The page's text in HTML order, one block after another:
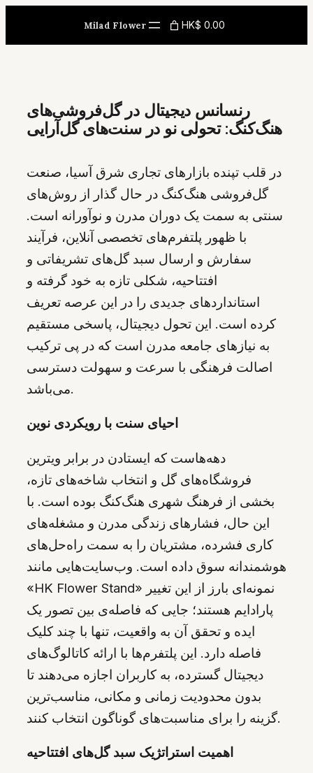
content
Milad Flower HK$ 0.00
رنسانس دیجیتال در گل‌فروشی‌های
هنگ‌کنگ: تحولی نو در سنت‌های گل‌آرایی
در قلب تپنده بازارهای تجاری شرق آسیا، صنعت
گل‌فروشی هنگ‌کنگ در حال گذار از روش‌های
سنتی به سمت یک دوران مدرن و نوآورانه است.
با ظهور پلتفرم‌های تخصصی آنلاین، فرآیند
سفارش و ارسال سبد گل‌های تشریفاتی و
افتتاحیه، شکلی تازه به خود گرفته و
استانداردهای جدیدی را در این عرصه تعریف
کرده است. این تحول دیجیتال، پاسخی مستقیم
به نیازهای جامعه مدرن است که در پی ترکیب
اصالت فرهنگی با سرعت و سهولت دسترسی
می‌باشد.
احیای سنت با رویکردی نوین
دهه‌هاست که ایستادن در برابر ویترین
فروشگاه‌های گل و انتخاب شاخه‌های تازه،
بخشی از فرهنگ شهری هنگ‌کنگ بوده است. با
این حال، فشارهای زندگی مدرن و مشغله‌های
کاری فشرده، مشتریان را به سمت راه‌حل‌های
هوشمندانه سوق داده است. وب‌سایت‌هایی مانند
«HK Flower Stand» نمونه‌ای بارز از این تغییر
پارادایم هستند؛ جایی که فاصله‌ی بین تصور یک
ایده و تحقق آن به واقعیت، تنها با چند کلیک
فاصله دارد. این پلتفرم‌ها با ارائه کاتالوگ‌های
دیجیتال گسترده، به کاربران اجازه می‌دهند تا
بدون محدودیت زمانی و مکانی، مناسب‌ترین
گزینه را برای مناسبت‌های گوناگون انتخاب کنند.
اهمیت استراتژیک سبد گل‌های افتتاحیه